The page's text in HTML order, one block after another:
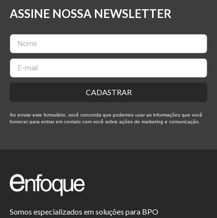
ASSINE NOSSA NEWSLETTER
CADASTRAR
Ao enviar este formulário, você concorda que podemos usar as informações que você
fornecer para entrar em contato com você sobre ações de marketing e comunicação.
Somos especializados em soluções para BPO